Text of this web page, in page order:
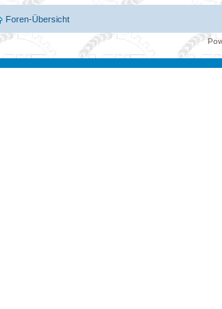
Foren-Übersicht